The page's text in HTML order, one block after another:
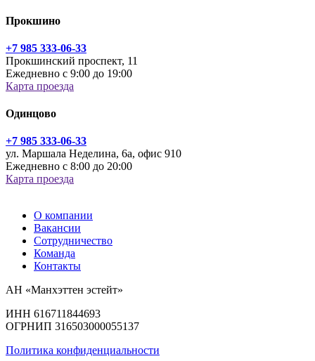
Прокшино
+7 985 333-06-33
Прокшинский проспект, 11
Ежедневно с 9:00 до 19:00
Карта проезда
Одинцово
+7 985 333-06-33
ул. Маршала Неделина, 6а, офис 910
Ежедневно с 8:00 до 20:00
Карта проезда
О компании
Вакансии
Сотрудничество
Команда
Контакты
АН «Манхэттен эстейт»
ИНН 616711844693
ОГРНИП 316503000055137
Политика конфиденциальности